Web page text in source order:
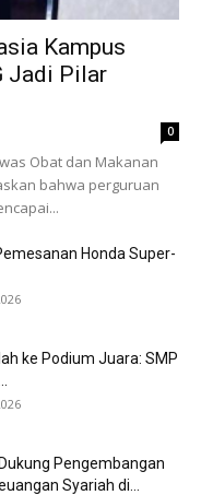
Kampus
Jadi Pilar
0
Obat dan Makanan
bahwa perguruan
Honda Super-
ke Podium Juara: SMP
Pengembangan
Syariah di...